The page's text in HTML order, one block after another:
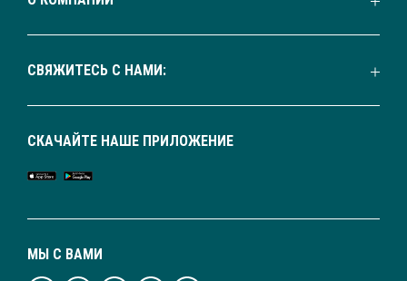
СВЯЖИТЕСЬ С НАМИ:
МЫ С ВАМИ
СКАЧАЙТЕ НАШЕ ПРИЛОЖЕНИЕ